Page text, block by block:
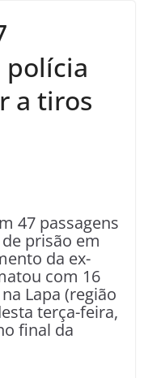
polícia
a tiros
47 passagens
prisão em
da ex-
com 16
Lapa (região
terça-feira,
final da